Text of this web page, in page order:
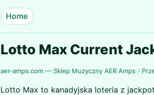
Home
Lotto Max Current
aer-amps.com — Sklep Muzyczny AER Amps /
Lotto Max to kanadyjska loteria z